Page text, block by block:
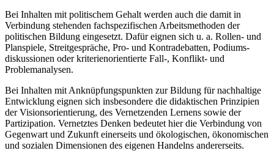
Bei Inhalten mit politischem Gehalt werden auch die damit in
Verbindung stehenden fachspezifischen Arbeitsmethoden der
politischen Bildung eingesetzt. Dafür eignen sich u. a. Rollen- und
Planspiele, Streitgespräche, Pro- und Kontradebatten, Podiums-
diskussionen oder kriterienorientierte Fall-, Konflikt- und
Problemanalysen.
Bei Inhalten mit Anknüpfungspunkten zur Bildung für nachhaltige
Entwicklung eignen sich insbesondere die didaktischen Prinzipien
der Visionsorientierung, des Vernetzenden Lernens sowie der
Partizipation. Vernetztes Denken bedeutet hier die Verbindung von
Gegenwart und Zukunft einerseits und ökologischen, ökonomischen
und sozialen Dimensionen des eigenen Handelns andererseits.